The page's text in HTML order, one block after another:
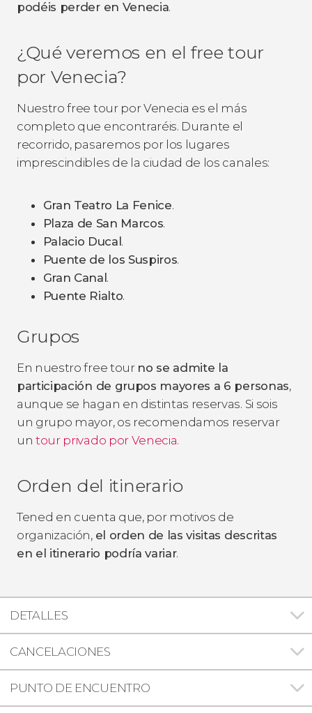
podéis perder en Venecia.
¿Qué veremos en el free tour
por Venecia?
Nuestro free tour por Venecia es el más
completo que encontraréis. Durante el
recorrido, pasaremos por los lugares
imprescindibles de la ciudad de los canales:
Gran Teatro La Fenice.
Plaza de San Marcos.
Palacio Ducal.
Puente de los Suspiros.
Gran Canal.
Puente Rialto.
Grupos
En nuestro free tour no se admite la
participación de grupos mayores a 6 personas,
aunque se hagan en distintas reservas. Si sois
un grupo mayor, os recomendamos reservar
untour privado por Venecia.
Orden del itinerario
Tened en cuenta que, por motivos de
organización, el orden de las visitas descritas
en el itinerario podría variar.
DETALLES
CANCELACIONES
PUNTO DE ENCUENTRO